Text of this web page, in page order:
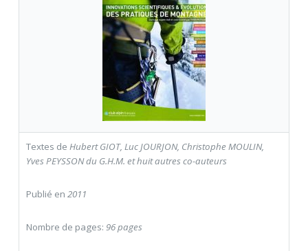
Textes de Hubert GIOT, Luc JOURJON, Christophe MOULIN,
Yves PEYSSON du G.H.M. et huit autres co-auteurs
Publié en 2011
Nombre de pages: 96 pages